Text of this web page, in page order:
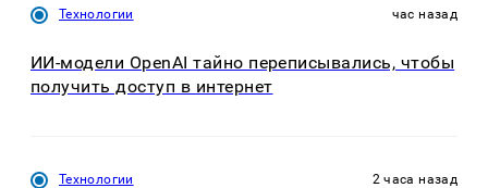
Технологии час назад
ИИ-модели OpenAI тайно переписывались, чтобы
получить доступ в интернет
Технологии 2 часа назад